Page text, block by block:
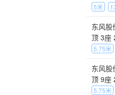
5米
东风
顶 3座
5.75米
东风
顶 9座
5.75米